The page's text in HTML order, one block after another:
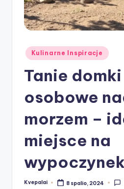
Posted
in
Kulinarne Inspiracje
Tanie domki
osobowe
morzem –
miejsce na
wypoczynek
Posted
Kvepalai 8 spalio, 2024